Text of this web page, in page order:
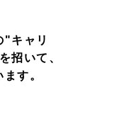
"キャリ
招いて、
す。